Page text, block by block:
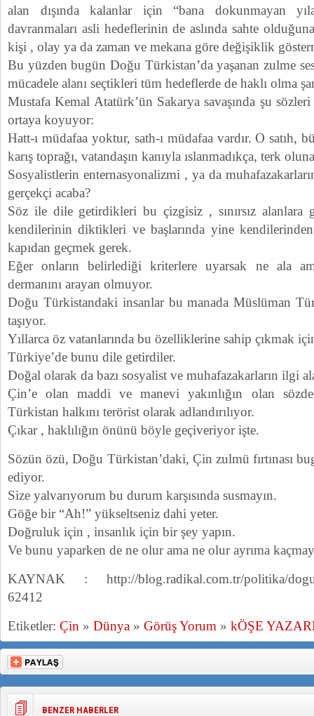
alan dışında kalanlar için “bana dokunmayan
davranmaları asli hedeflerinin de aslında sahte
kişi , olay ya da zaman ve mekana göre değişiklik
Bu yüzden bugün Doğu Türkistan’da yaşanan zulme
mücadele alanı seçtikleri tüm hedeflerde de haklı olma
Mustafa Kemal Atatürk’ün Sakarya savaşında şu
ortaya koyuyor:
Hatt-ı müdafaa yoktur, sath-ı müdafaa vardır. O satıh,
karış toprağı, vatandaşın kanıyla ıslanmadıkça, terk
Sosyalistlerin enternasyonalizmi , ya da
gerçekçi acaba?
Söz ile dile getirdikleri bu çizgisiz , sınırsız alanlara
kendilerinin diktikleri ve başlarında yine
kapıdan geçmek gerek.
Eğer onların belirlediği kriterlere uyarsak ne ala
dermanını arayan olmuyor.
Doğu Türkistandaki insanlar bu manada Müslüman
taşıyor.
Yıllarca öz vatanlarında bu özelliklerine sahip çıkmak
Türkiye’de bunu dile getirdiler.
Doğal olarak da bazı sosyalist ve muhafazakarların ilgi
Çin’e olan maddi ve manevi yakınlığın olan
Türkistan halkını terörist olarak adlandırılıyor.
Çıkar , haklılığın önünü böyle geçiveriyor işte.
Sözün özü, Doğu Türkistan’daki, Çin zulmü fırtınası
ediyor.
Size yalvarıyorum bu durum karşısında susmayın.
Göğe bir “Ah!” yükseltseniz dahi yeter.
Doğruluk için , insanlık için bir şey yapın.
Ve bunu yaparken de ne olur ama ne olur ayrıma
KAYNAK : http://blog.radikal.com.tr/politika/dogu-
62412
Etiketler: Çin » Dünya » Görüş Yorum » kÖŞE
BENZER HABERLER